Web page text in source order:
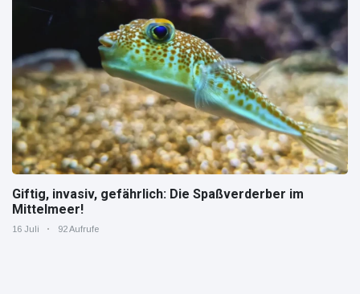
Giftig, invasiv, gefährlich: Die Spaßverderber im
Mittelmeer!
16 Juli 92 Aufrufe